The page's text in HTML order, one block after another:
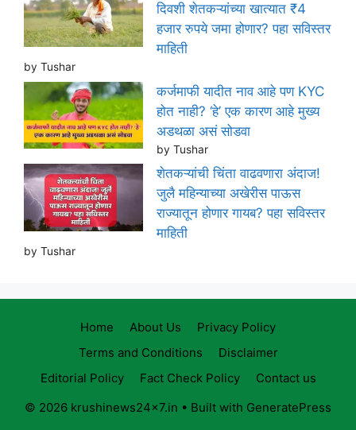
दिवशी शेतकऱ्यांच्या खात्यात ₹4
हजार रुपये जमा होणार? पहा सविस्तर
माहिती
by Tushar
कर्जमाफी यादीत नाव आहे पण KYC
होत नाही? ‘हे’ एक कारण आहे मुख्य
अडथळा असं सोडवा
by Tushar
शेतकऱ्यांची चिंता वाढवणारा अंदाज!
जुलै महिन्याच्या अखेरीस पाऊस
राज्यातून होणार गायब? पहा सविस्तर
माहिती
by Tushar
Home About Us
Privacy Policy
Terms and Conditions
Disclaimer
Editorial Policy
Fact Check Policy
Contact us
© 2026 krushinews24x7.in • Built with GeneratePress